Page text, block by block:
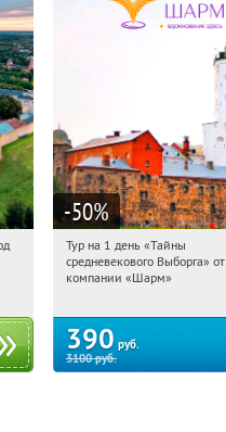
22
-50%
10:09:30
Достоевская
Тур на 1 день «Тайны
средневекового Выборга» от
компании «Шарм»
390 руб.
3100руб.